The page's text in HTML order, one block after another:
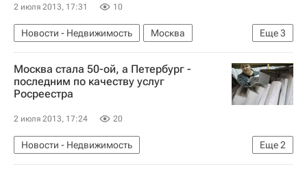
2 июля 2013, 17:31 10
Еще3
Новости - Недвижимость
Москва
Конкурсы
Интеко Россия
Москва стала 50-ой, а Петербург -
последним по качеству услуг
Росреестра
2 июля 2013, 17:24 20
Еще2
Новости - Недвижимость
Федеральная служба государственной регистрации, кадастра и картографии (Росреестр)